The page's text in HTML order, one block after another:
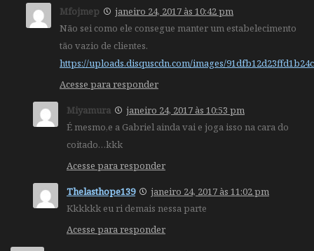
Mfojmep
janeiro 24, 2017 às 10:42 pm
Não sei como ele consegue manter um estabelecimento
tão vazio de clientes.
https://uploads.disquscdn.com/images/
Acesse para responder
Miyamura
janeiro 24, 2017 às 10:53 pm
É mesmo,e a Gabriel ainda vai e joga isso na cara do
coitado…kkk
Acesse para responder
Thelasthope139
janeiro 24, 2017 às 11:02 pm
Kkkkkk eu ri demais nessa parte
Acesse para responder